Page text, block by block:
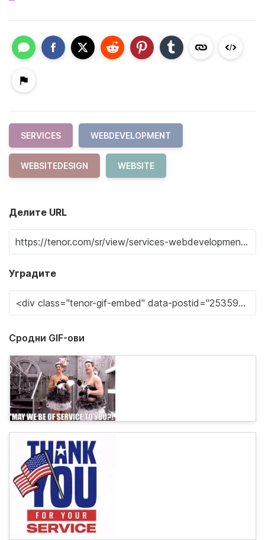
SERVICES WEBDEVELOPMENT
WEBSITEDESIGN WEBSITE
Делите URL
Уградите
Сродни GIF-ови